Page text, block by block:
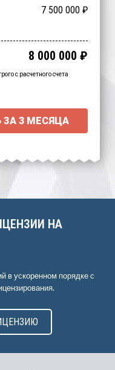
1 200 000 ₽
300 000 ₽
7 500 000 ₽
15000 ₽
-15000
8 000 000 ₽
с расчетного счета
ЗА 3 МЕСЯЦА
НА
в ускоренном порядке с